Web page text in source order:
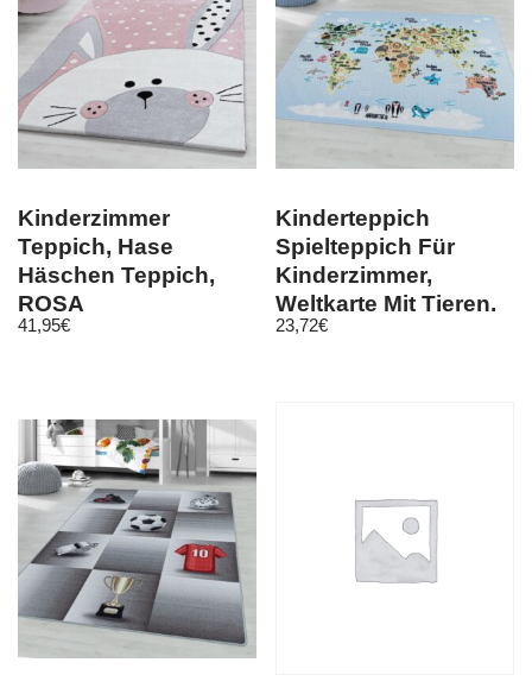
Kinderzimmer
Teppich, Hase
Häschen Teppich,
ROSA
41,95€
Kinderteppich
Spielteppich Für
Kinderzimmer,
Weltkarte Mit Tieren,
Höhe 8 mm
23,72€